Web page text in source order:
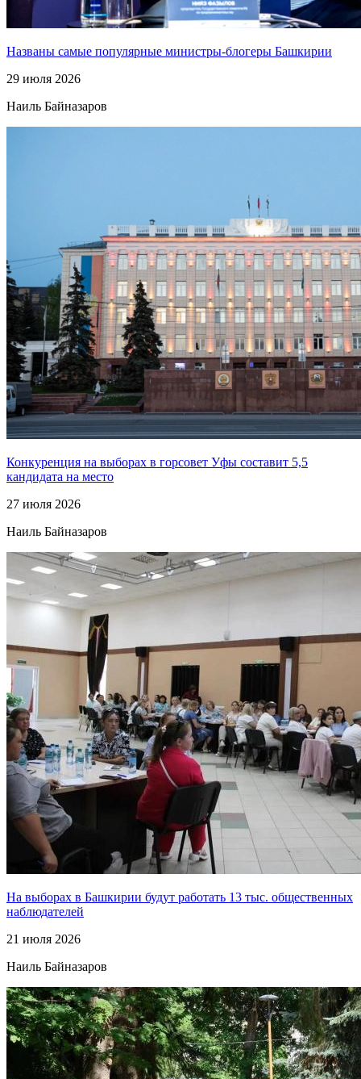
Названы самые популярные министры-блогеры Башкирии
29 июля 2026
Наиль Байназаров
Конкуренция на выборах в горсовет Уфы составит 5,5
кандидата на место
27 июля 2026
Наиль Байназаров
На выборах в Башкирии будут работать 13 тыс. общественных
наблюдателей
21 июля 2026
Наиль Байназаров